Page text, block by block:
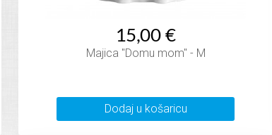
15,00 €
Majica "Domu mom" - M
Dodaj u košaricu